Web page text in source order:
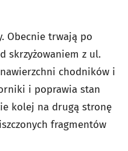
Obecnie trwają po
skrzyżowaniem z ul.
chodników i
i poprawia stan
kolej na drugą stronę
fragmentów